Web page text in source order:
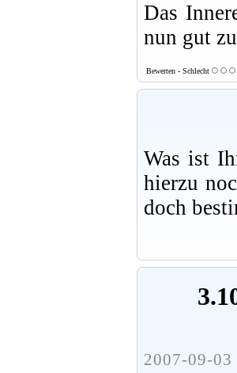
Das
nun gut
Bewerten - Schlecht
Was ist
hierzu
doch
2007-09-